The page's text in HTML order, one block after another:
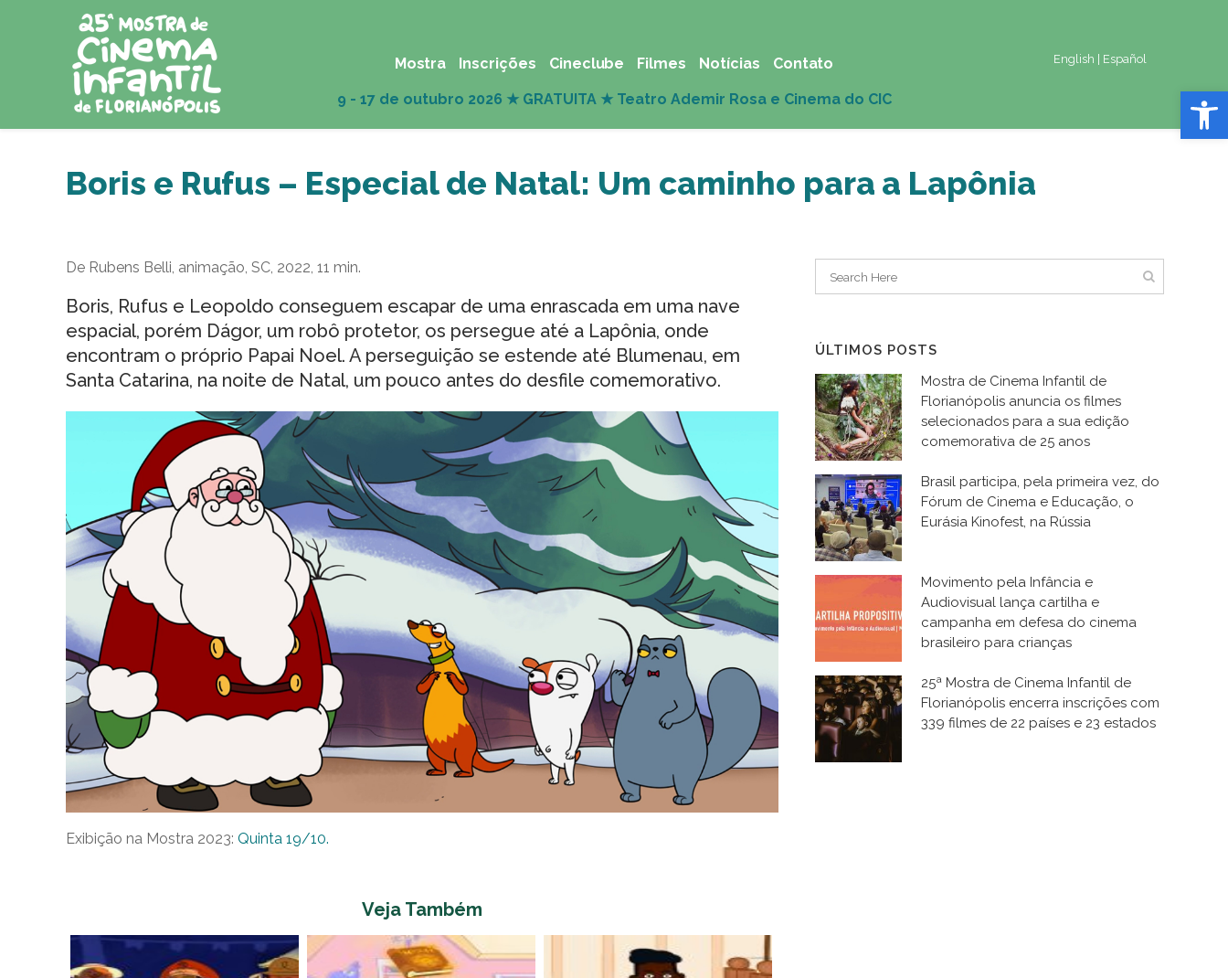
Abrir
English Español
Mostra Inscrições Cineclube Filmes Notícias Contato
Boris e Rufus – Especial de Natal: Um caminho para a Lapônia
De Rubens Belli, animação, SC, 2022, 11 min.
Boris, Rufus e Leopoldo conseguem escapar de uma enrascada em uma nave
espacial, porém Dágor, um robô protetor, os persegue até a Lapônia, onde
encontram o próprio Papai Noel. A perseguição se estende até Blumenau, em
Santa Catarina, na noite de Natal, um pouco antes do desfile comemorativo.
Exibição na Mostra 2023: Quinta 19/10.
Veja Também
ÚLTIMOS POSTS
Mostra de Cinema Infantil de
Florianópolis anuncia os filmes
selecionados para a sua edição
comemorativa de 25 anos
Brasil participa, pela primeira vez, do
Fórum de Cinema e Educação, o
Eurásia Kinofest, na Rússia
Movimento pela Infância e
Audiovisual lança cartilha e
campanha em defesa do cinema
brasileiro para crianças
25ª Mostra de Cinema Infantil de
Florianópolis encerra inscrições com
339 filmes de 22 países e 23 estados